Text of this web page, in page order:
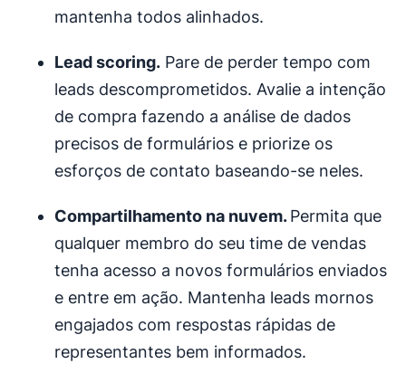
mantenha todos alinhados.
Lead scoring. Pare de perder tempo com
leads descomprometidos. Avalie a intenção
de compra fazendo a análise de dados
precisos de formulários e priorize os
esforços de contato baseando-se neles.
Compartilhamento na nuvem.Permita que
qualquer membro do seu time de vendas
tenha acesso a novos formulários enviados
e entre em ação. Mantenha leads mornos
engajados com respostas rápidas de
representantes bem informados.